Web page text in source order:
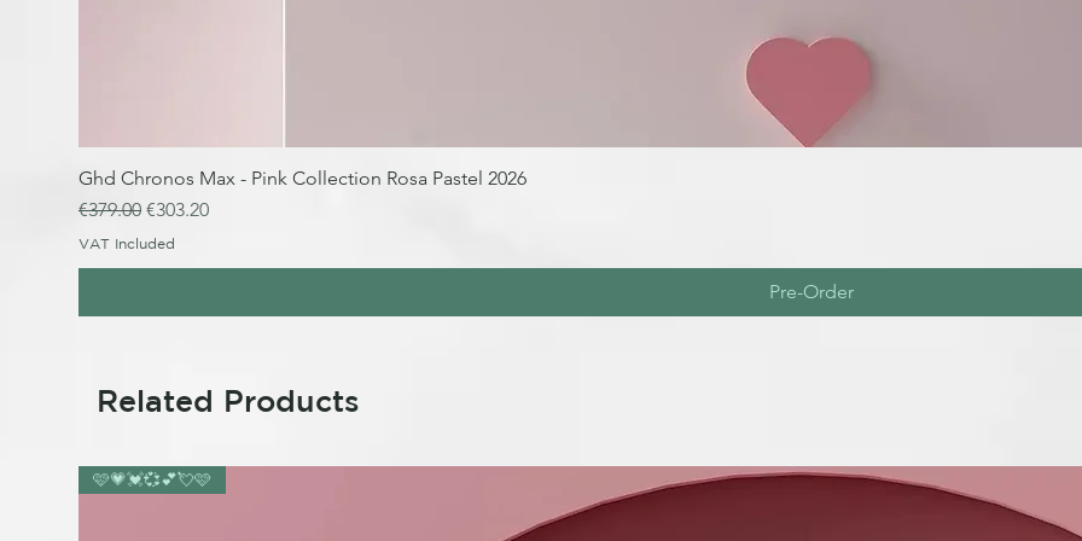
Ghd Chronos Max - Pink Collection Rosa Pastel 2026
Regular Price
€379.00 Sale Price
€303.20
VAT Included
Pre-Order
Related Products
🩷💗💓💞💕💘🩷